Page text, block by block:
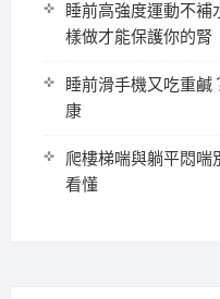
睡前高強度運動不
樣做才能保護你的腎
睡前滑手機又吃重
康
爬樓梯喘與躺平悶喘
看懂